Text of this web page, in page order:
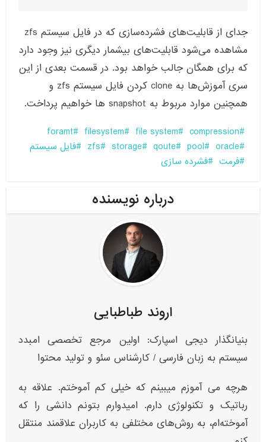
جدای از قابلیت‌های فشرده‌سازی که در فایل سیستم zfs
مشاهده می‌شود قابلیت‌های بیشمار دیگری نیز وجود دارد
که برای همگان جالب خواهد بود. در قسمت بعدی از این
سری آموزش‌ها به clone کردن فایل سیستم zfs و
همچنین موارد مربوط به snapshot ها خواهیم پرداخت.
compression
file system
filesystem
foramt
oracle
pool
qoute
storage
zfs
فایل سیستم
فرمت
فشرده سازی
درباره نویسنده
اروند طباطبایی
بنیانگذار دیجی اسپارک: اولین مرجع تخصصی امبدد
سیستم به زبان فارسی / کارشناس سئو و تولید محتوا
هرچه می آموزم میبینم که خیلی کم آموختم. علاقه به
رباتیک و تکنولوژی دارم. امیدوارم بتونم دانشی را که
آموخته‌ام، به روش‌های مختلفی به کاربران علاقمند منتقل